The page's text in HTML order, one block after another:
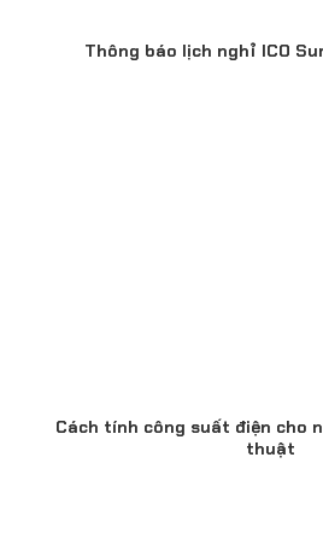
Thông báo lịch nghỉ ICO
Cách tính công suất điện cho
thuật